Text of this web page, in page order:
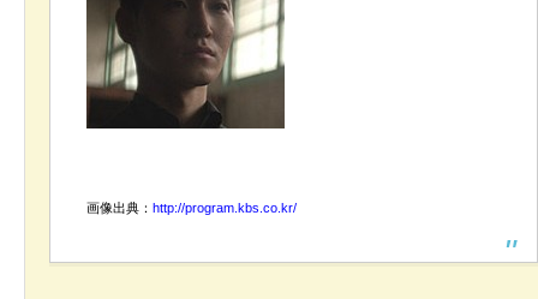
画像出典： http://program.kbs.co.kr/